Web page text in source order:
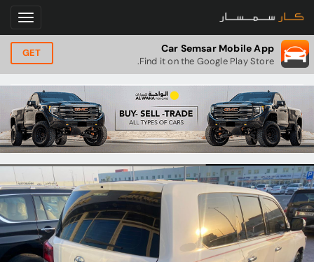
Car Semsar Mobile App
Find it on the Google Play Store.
GET